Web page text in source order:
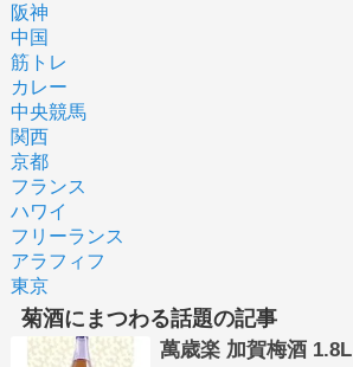
阪神
中国
筋トレ
カレー
中央競馬
関西
京都
フランス
ハワイ
フリーランス
アラフィフ
東京
菊酒にまつわる話題の記事
萬歳楽 加賀梅酒 1.8L